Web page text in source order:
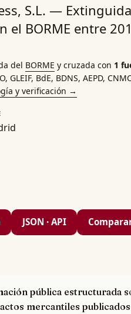
S.L. —
el BORME entre
del BORME y cruzada con 1
, GLEIF, BdE, BDNS, AEPD,
y verificación →
JSON · API
pública estructurada
mercantiles